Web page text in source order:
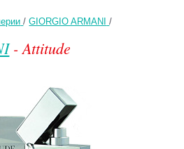
/GIORGIO ARMANI /
- Attitude